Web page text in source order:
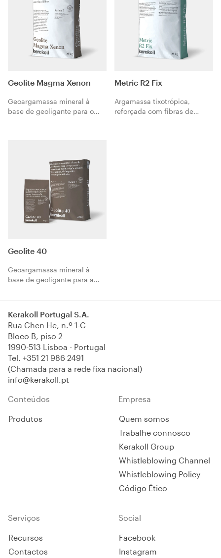
Geolite Magma Xenon
Geoargamassa mineral à
base de geoligante para o
Metric R2 Fix
Argamassa tixotrópica,
reforçada com fibras de
Geolite 40
Geoargamassa mineral à
base de geoligante para a
betão armado. Tixotrópica, de
Kerakoll Portugal S.A.
Rua Chen He, n.º 1-C
Bloco B, piso 2
1990-513 Lisboa - Portugal
Tel. +351 21 986 2491
(Chamada para a rede fixa nacional)
info@kerakoll.pt
Conteúdos
Produtos
Empresa
Quem somos
Trabalhe connosco
Kerakoll Group
Whistleblowing Channel
Whistleblowing Policy
Código Ético
Serviços
Recursos
Contactos
Social
Facebook
Instagram